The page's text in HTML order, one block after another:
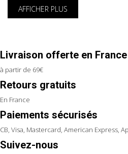
AFFICHER PLUS
Livraison offerte en France
à partir de 69€
Retours gratuits
En France
Paiements sécurisés
CB, Visa, Mastercard, American Express,
Suivez-nous